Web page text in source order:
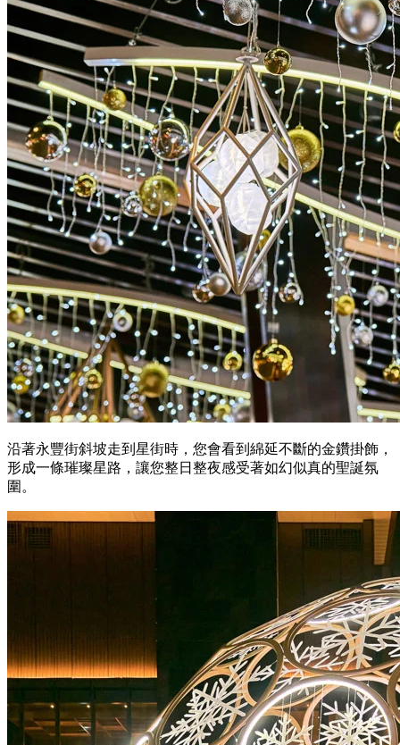
沿著永豐街斜坡走到星街時，您會看到綿延不斷的金鑽掛飾，
形成一條璀璨星路，讓您整日整夜感受著如幻似真的聖誕氛
圍。